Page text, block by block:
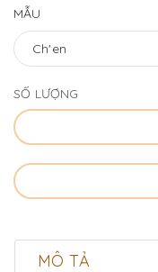
MẪU
SỐ LƯỢNG
MÔ TẢ